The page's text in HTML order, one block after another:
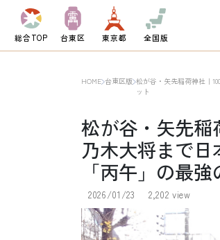
総合TOP 台東区 東京都 全国版
HOME 台東区版 松が谷・矢先稲荷神社｜
ット
松が谷・矢先稲
乃木大将まで日
「丙午」の最
2026/01/23 2,202 view